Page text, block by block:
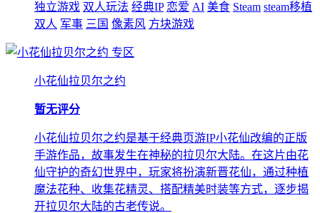
独立游戏 双人玩法 经典IP 恋爱 AI 美食 Steam steam移植
双人 军事 三国 像素风 方块游戏
专区
小花仙拉贝尔之约
暂无评分
小花仙拉贝尔之约是基于经典页游IP小花仙改编的正版
手游作品，故事发生在神秘的拉贝尔大陆。在这片由花
仙守护的奇幻世界中，玩家将扮演新晋花仙，通过种植
魔法花种、收集花精灵、搭配精美时装等方式，逐步揭
开拉贝尔大陆的古老传说。